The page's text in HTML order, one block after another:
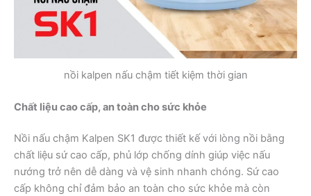
nồi kalpen nấu chậm tiết kiệm thời gian
Chất liệu cao cấp, an toàn cho sức khỏe
Nồi nấu chậm Kalpen SK1 được thiết kế với lòng nồi bằng
chất liệu sứ cao cấp, phủ lớp chống dính giúp việc nấu
nướng trở nên dễ dàng và vệ sinh nhanh chóng. Sứ cao
cấp không chỉ đảm bảo an toàn cho sức khỏe mà còn